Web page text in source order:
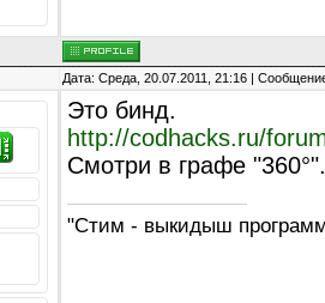
Дата: Среда, 20.07.2011, 21:16 |
Это бинд.
http://codhacks.ru/
Смотри в графе "360°".
"Стим - выкидыш